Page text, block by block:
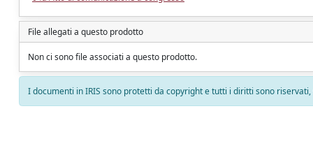
File allegati a questo prodotto
Non ci sono file associati a questo prodotto.
I documenti in IRIS sono protetti da copyright e tutti i diritti sono